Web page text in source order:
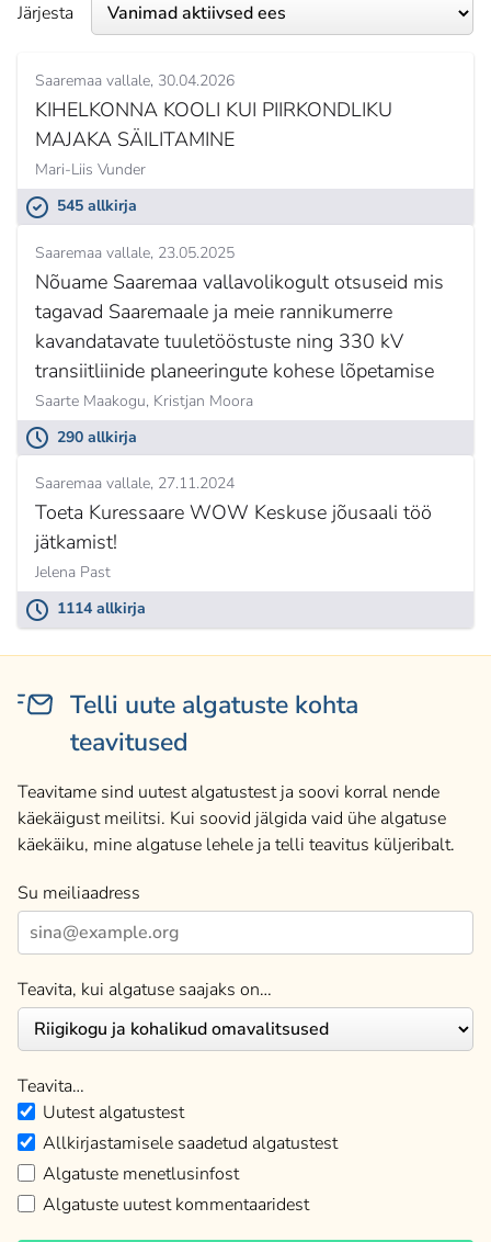
Järjesta
Saaremaa vallale 30.04.2026
KIHELKONNA KOOLI KUI PIIRKONDLIKU
MAJAKA SÄILITAMINE
Mari-Liis Vunder
545 allkirja
Saaremaa vallale 23.05.2025
Nõuame Saaremaa vallavolikogult otsuseid mis
tagavad Saaremaale ja meie rannikumerre
kavandatavate tuuletööstuste ning 330 kV
transiitliinide planeeringute kohese lõpetamise
Saarte Maakogu, Kristjan Moora
290 allkirja
Saaremaa vallale 27.11.2024
Toeta Kuressaare WOW Keskuse jõusaali töö
jätkamist!
Jelena Past
1114 allkirja
Telli uute algatuste kohta
teavitused
Teavitame sind uutest algatustest ja soovi korral nende
käekäigust meilitsi. Kui soovid jälgida vaid ühe algatuse
käekäiku, mine algatuse lehele ja telli teavitus küljeribalt.
Su meiliaadress
Teavita, kui algatuse saajaks on…
Teavita…
Uutest algatustest
Allkirjastamisele saadetud algatustest
Algatuste menetlusinfost
Algatuste uutest kommentaaridest